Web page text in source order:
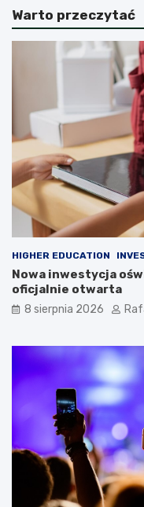
Warto przeczytać
HIGHER EDUCATION
Nowa inwestycja
oficjalnie otwarta
8 sierpnia 2026